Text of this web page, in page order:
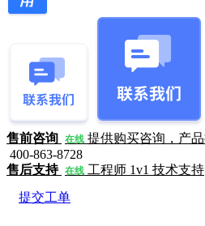
售前咨询 在线 提供购买咨询，产
400-863-8728
售后支持 在线 工程师 1v1 技术支持
提交工单